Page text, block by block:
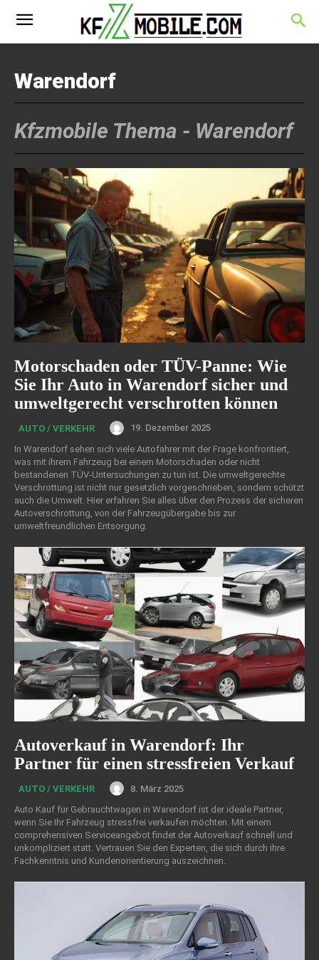
Warendorf
Kfzmobile Thema - Warendorf
Motorschaden oder TÜV-Panne: Wie
Sie Ihr Auto in Warendorf sicher und
umweltgerecht verschrotten können
AUTO / VERKEHR
19. Dezember 2025
In Warendorf sehen sich viele Autofahrer mit der Frage konfrontiert,
was mit ihrem Fahrzeug bei einem Motorschaden oder nicht
bestandenen TÜV-Untersuchungen zu tun ist. Die umweltgerechte
Verschrottung ist nicht nur gesetzlich vorgeschrieben, sondern schützt
auch die Umwelt. Hier erfahren Sie alles über den Prozess der sicheren
Autoverschrottung, von der Fahrzeugübergabe bis zur
umweltfreundlichen Entsorgung.
Autoverkauf in Warendorf: Ihr
Partner für einen stressfreien Verkauf
AUTO / VERKEHR
8. März 2025
Auto Kauf für Gebrauchtwagen in Warendorf ist der ideale Partner,
wenn Sie Ihr Fahrzeug stressfrei verkaufen möchten. Mit einem
comprehensiven Serviceangebot findet der Autoverkauf schnell und
unkompliziert statt. Vertrauen Sie den Experten, die sich durch ihre
Fachkenntnis und Kundenorientierung auszeichnen.